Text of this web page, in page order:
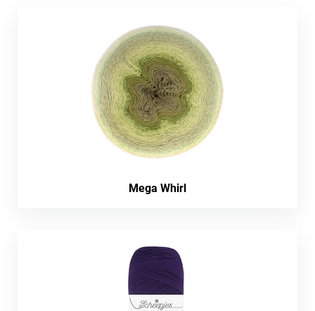
Mega Whirl